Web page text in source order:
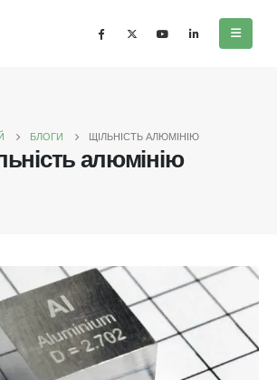
БЛОГИ ЩІЛЬНІСТЬ АЛЮМІНІЮ
алюмінію